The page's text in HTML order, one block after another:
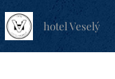
hotel Veselý